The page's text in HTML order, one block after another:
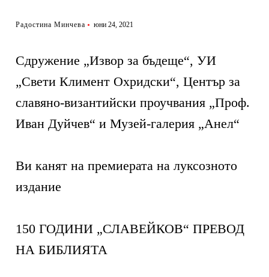
Радостина Минчева юни 24, 2021
Сдружение „Извор за бъдеще“, УИ
„Свети Климент Охридски“, Център за
славяно-византийски проучвания „Проф.
Иван Дуйчев“ и Музей-галерия „Анел“
Ви канят на премиерата на луксозното
издание
150 ГОДИНИ „СЛАВЕЙКОВ“ ПРЕВОД
НА БИБЛИЯТА